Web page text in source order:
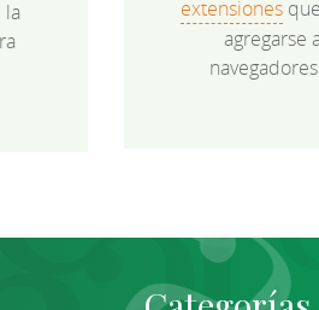
extensiones
agregarse